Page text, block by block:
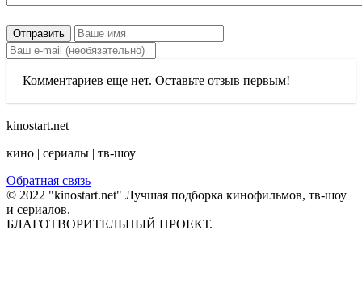
Отправить
Комментариев еще нет. Оставьте отзыв первым!
kinostart.net
кино | сериалы | тв-шоу
Обратная связь
© 2022 "kinostart.net" Лучшая подборка кинофильмов, тв-шоу
и сериалов.
БЛАГОТВОРИТЕЛЬНЫЙ ПРОЕКТ.